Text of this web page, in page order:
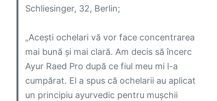
Schliesinger, 32, Berlin;
„Acești ochelari vă vor face concentrarea
mai bună și mai clară. Am decis să încerc
Ayur Raed Pro după ce fiul meu mi l-a
cumpărat. El a spus că ochelarii au aplicat
un principiu ayurvedic pentru mușchii